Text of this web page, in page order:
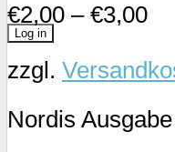
Lost Password?
€2,00 – €3,00
zzgl.
Nordis